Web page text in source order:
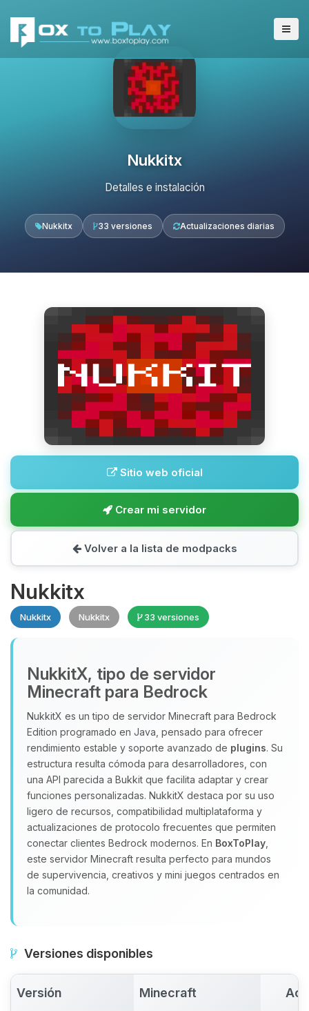
Nukkitx
Detalles e instalación
Nukkitx 33 versiones Actualizaciones diarias
Sitio web oficial
Crear mi servidor
Volver a la lista de modpacks
Nukkitx
Nukkitx Nukkitx 33 versiones
NukkitX, tipo de servidor
Minecraft para Bedrock
NukkitX es un tipo de servidor Minecraft para Bedrock
Edition programado en Java, pensado para ofrecer
rendimiento estable y soporte avanzado de plugins. Su
estructura resulta cómoda para desarrolladores, con
una API parecida a Bukkit que facilita adaptar y crear
funciones personalizadas. NukkitX destaca por su uso
ligero de recursos, compatibilidad multiplataforma y
actualizaciones de protocolo frecuentes que permiten
conectar clientes Bedrock modernos. En BoxToPlay
este servidor Minecraft resulta perfecto para mundos
de supervivencia, creativos y mini juegos centrados en
la comunidad.
Versiones disponibles
Versión Minecraft
Yupi, por fin alguien con quien
hablar! Soy Choupy, tu pequeno
asistente de BoxToPlay. Cuentame
que necesitas y moveré mis
pequenos circuitos para ayudarte.
06/08/2026 13:33